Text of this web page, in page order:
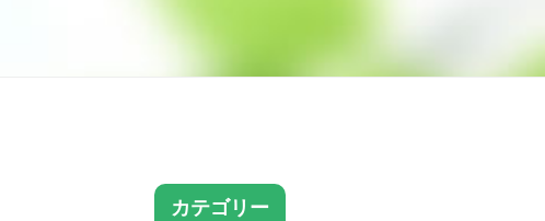
カテゴリー